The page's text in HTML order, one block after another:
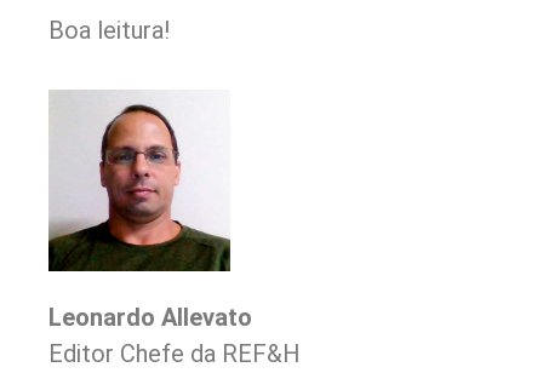
Boa leitura!
Leonardo Allevato
Editor Chefe da REF&H